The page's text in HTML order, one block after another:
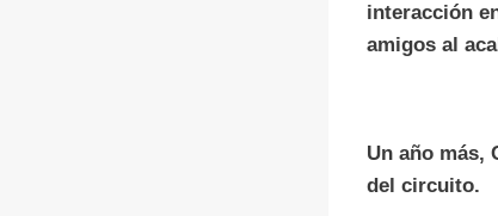
interacción
amigos al
Un año más,
del circuito.